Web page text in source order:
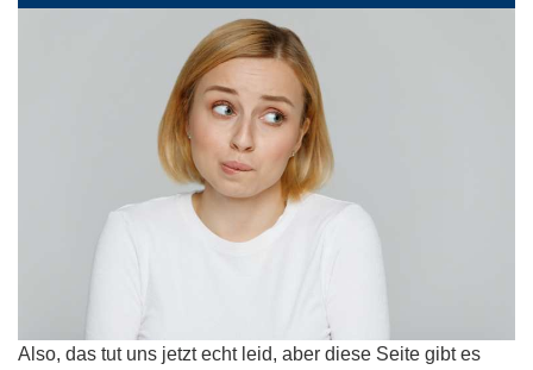
Also, das tut uns jetzt echt leid, aber diese Seite gibt es